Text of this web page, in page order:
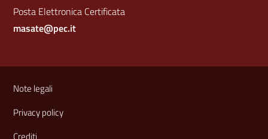
Posta Elettronica Certificata
masate@pec.it
Sezione Link Utili
Note legali
Privacy policy